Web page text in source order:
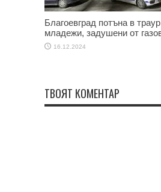
Благоевград потъна в
младежи, задушени от
16.12.2024
ТВОЯТ КОМЕНТАР